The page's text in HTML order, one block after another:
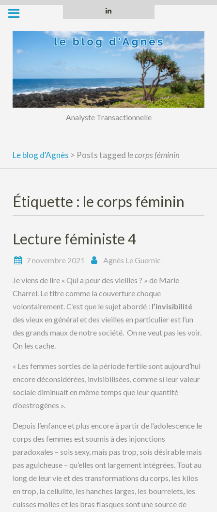
Skip
content
Analyste Transactionnelle
Le blog d'Agnès > Posts tagged le corps féminin
Étiquette : le corps féminin
Lecture féministe 4
7 novembre 2021 Agnès Le Guernic
Je viens de lire « Qui a peur des vieilles ? » de Marie
Charrel. Le titre comme la couverture choque
volontairement. C’est que le sujet abordé : l’invisibilité
des vieux en général et des vieilles en particulier est l’un
des grands maux de notre société. On ne veut pas les voir.
On les cache.
« Les femmes sorties de la période fertile sont aujourd’hui
encore déconsidérées, invisibilisées, comme si leur valeur
sociale diminuait en même temps que leur quantité
d’oestrogènes ».
Depuis l’enfance et plus encore à partir de l’adolescence le
corps des femmes est soumis à des injonctions
paradoxales – sois sexy, mais pas trop, sois désirable mais
pas aguicheuse – qu’elles ont largement intégrées. Tout au
long de leur vie et des transformations du corps, les kilos
en trop, la cellulite, les hanches larges, les bourrelets, les
cuisses molles et les bras flasques sont une source de